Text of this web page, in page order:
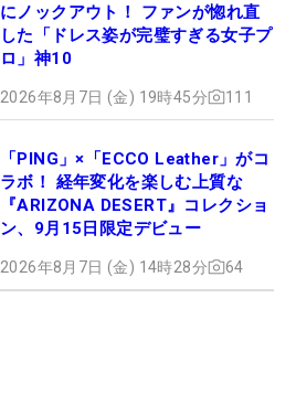
にノックアウト！ ファンが惚れ直
した「ドレス姿が完璧すぎる女子プ
ロ」神10
2026年8月7日 (金) 19時45分 111
「PING」×「ECCO Leather」がコ
ラボ！ 経年変化を楽しむ上質な
『ARIZONA DESERT』コレクショ
ン、9月15日限定デビュー
2026年8月7日 (金) 14時28分 64